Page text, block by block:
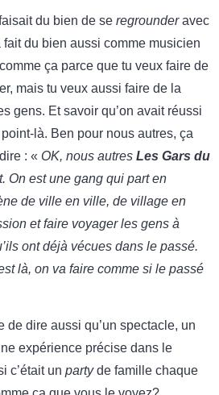
du bien de se regrounderavec
fait du bien aussi comme musicien
ça parce que tu veux faire de
mais tu veux aussi faire de la
gens. Et savoir qu’on avait réussi
là. Ben pour nous autres, ça
: « OK, nous autres Les Gars du
On est une gang qui part en
de ville en ville, de village en
et faire voyager les gens à
ont déjà vécues dans le passé.
là, on va faire comme si le passé
de dire aussi qu’un spectacle, un
expérience précise dans le
c’était un partyde famille chaque